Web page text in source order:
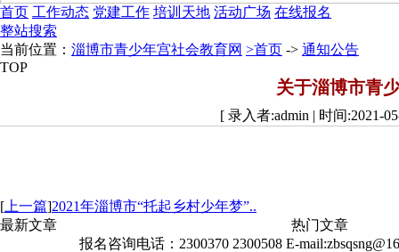
首页 工作动态 党建工作 培训天地 活动广场 在线报名
整站搜索
当前位置： 淄博市青少年宫社会教育网 >首页 -> 通知公告
TOP
关于淄博市青
[ 录入者:admin | 时间:2021-
[ 上一篇]2021年淄博市“托起乡村少年梦”..
最新文章
热门文章
报名咨询电话：2300370 2300508 E-